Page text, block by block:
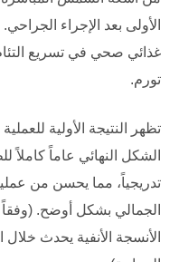
الأولى بعد الإجراء
غذائي صحي في تسريع
تورم.
تظهر النتيجة الأولية
الشكل النهائي عاماً كاملاً
تدريجياً، مما يحسن من
الجمالي بشكل أوضح. (وفقاً
الأنسجة الأنفية يحدث